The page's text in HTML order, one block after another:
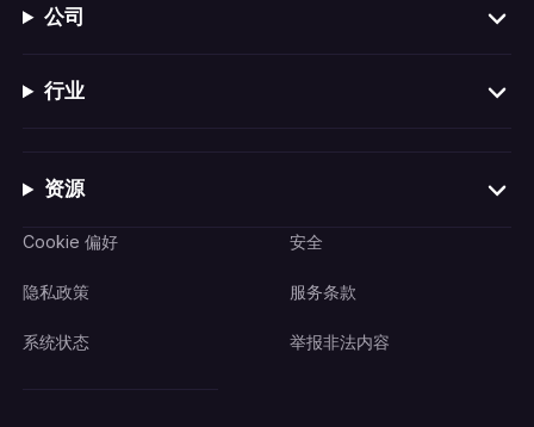
公司
行业
资源
Cookie 偏好 安全
隐私政策 服务条款
系统状态 举报非法内容